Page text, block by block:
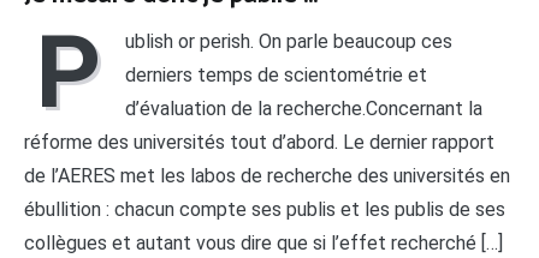
P
ublish or perish. On parle beaucoup ces
derniers temps de scientométrie et
d’évaluation de la recherche.Concernant la
réforme des universités tout d’abord. Le dernier rapport
de l’AERES met les labos de recherche des universités en
ébullition : chacun compte ses publis et les publis de ses
collègues et autant vous dire que si l’effet recherché […]